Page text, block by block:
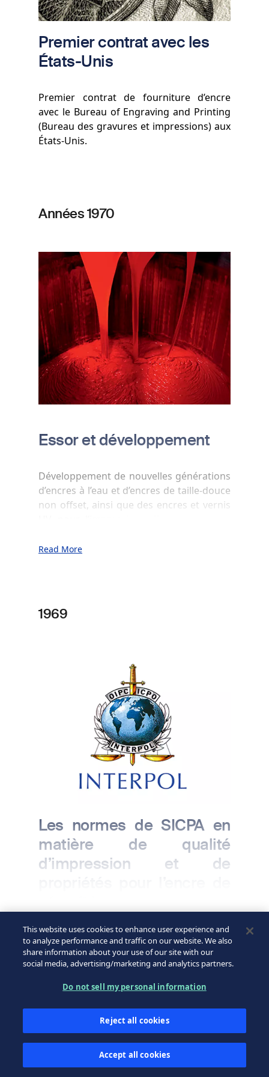
Premier contrat avec les
États-Unis
Premier contrat de fourniture d’encre
avec le Bureau of Engraving and Printing
(Bureau des gravures et impressions) aux
États-Unis.
Années 1970
Essor et développement
Développement de nouvelles générations
d’encres à l’eau et d’encres de taille-douce
non offset, ainsi que des encres et vernis
Sud.
Image
Read More
1969
Les normes de SICPA en
matière de qualité
d’impression et de
Interpol.
De sa propre initiative, SICPA a défini des
normes pour la qualité d’impression, et la
résistance chimique et physique des
banque imprimés soient adaptés aux
conditions climatiques et culturelles les
plus exigeantes. Ce travail, dirigé par
l’Institut de criminologie de l’université de
Read More
Image
This website uses cookies to enhance user experience and
to analyze performance and traffic on our website. We also
share information about your use of our site with our
social media, advertising/marketing and analytics partners.
Do not sell my personal information
Reject all cookies
Accept all cookies